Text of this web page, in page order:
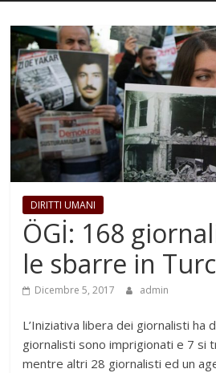
DIRITTI UMANI
ÖGİ: 168
le sbarre in
Dicembre 5, 2017 admin
L’Iniziativa libera dei giornalisti ha
giornalisti sono imprigionati e 7 si
mentre altri 28 giornalisti ed un